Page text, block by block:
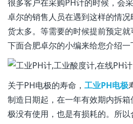
很多客户在采购PH计的时候，会
卓尔的销售人员在遇到这样的情
货太多。等需要的时候提前预定
下面合肥卓尔的小编来给您介绍一
关于PH电极的寿命， 工业PH电极
制造日期起，在一年有效期内拆
极没有使用，也是有损耗的。所